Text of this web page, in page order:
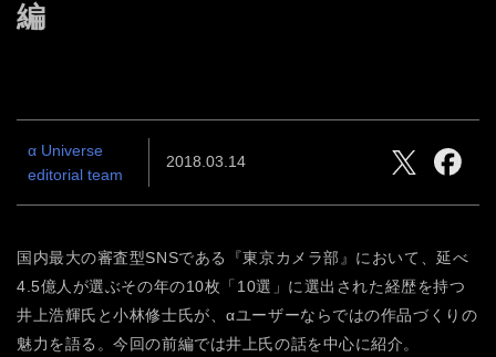
編
α Universe
editorial team
2018.03.14
国内最大の審査型SNSである『東京カメラ部』において、延べ
4.5億人が選ぶその年の10枚「10選」に選出された経歴を持つ
井上浩輝氏と小林修士氏が、αユーザーならではの作品づくりの
魅力を語る。今回の前編では井上氏の話を中心に紹介。